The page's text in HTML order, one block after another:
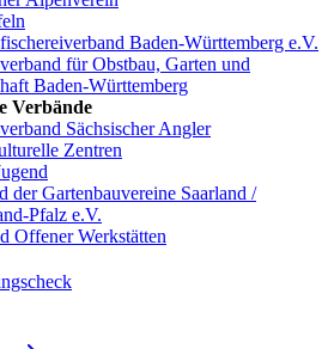
Baden-Württemberg e.V.
für Obstbau, Garten und
Baden-Württemberg
Verbände
Sächsischer Angler
Zentren
der Gartenbauvereine Saarland /
Pfalz e.V.
Offener Werkstätten